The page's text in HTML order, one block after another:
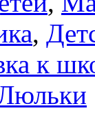
,
к